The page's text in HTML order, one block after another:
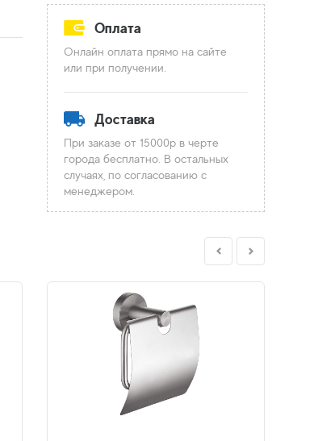
Оплата
Онлайн оплата прямо на сайте
или при получении.
Доставка
При заказе от 15000р в черте
города бесплатно. В остальных
случаях, по согласованию с
менеджером.